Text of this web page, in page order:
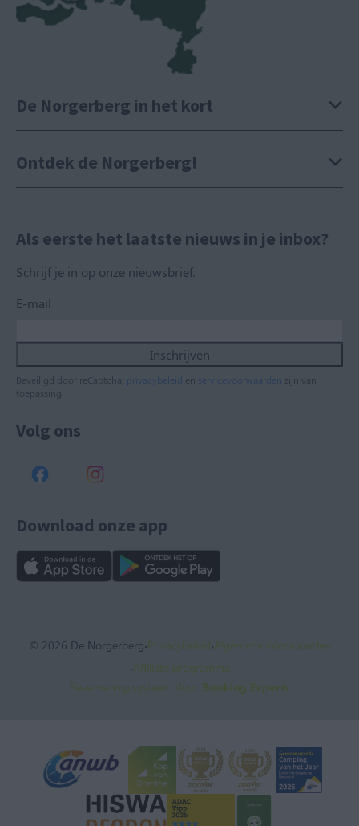
De Norgerberg in het kort
Ontdek de Norgerberg!
Als eerste het laatste nieuws in je inbox?
Schrijf je in op onze nieuwsbrief.
E-mail
Inschrijven
Beveiligd door reCaptcha, privacybeleid en servicevoorwaarden zijn van
toepassing.
Volg ons
Download onze app
© 2026 De Norgerberg·Privacybeleid·Algemene voorwaarden
·Affiliate programma
Reserveringssysteem door Booking Experts